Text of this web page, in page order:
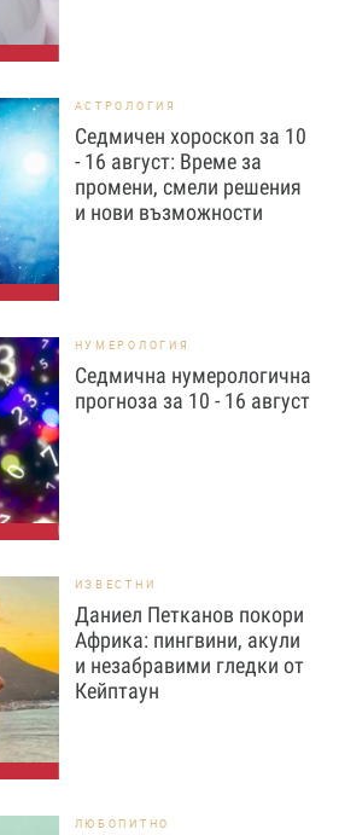
АСТРОЛОГИЯ
Седмичен хороскоп за 10
- 16 август: Време за
промени, смели решения
и нови възможности
НУМЕРОЛОГИЯ
Седмична нумерологична
прогноза за 10 - 16 август
ИЗВЕСТНИ
Даниел Петканов покори
Африка: пингвини, акули
и незабравими гледки от
Кейптаун
ЛЮБОПИТНО